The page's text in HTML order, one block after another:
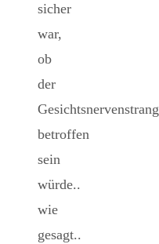
sicher
war,
ob
der
Gesichtsnervenstrang
betroffen
sein
würde..
wie
gesagt..